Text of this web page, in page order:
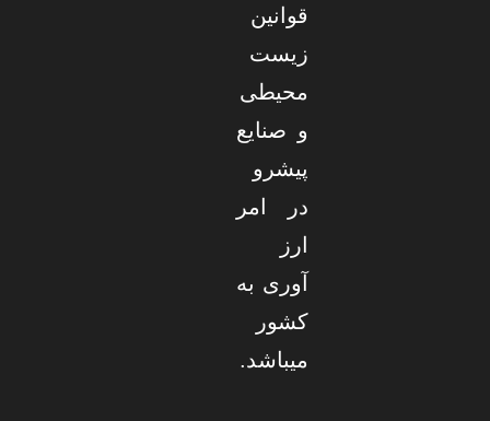
قوانین
زیست
محیطی
و صنایع
پیشرو
در امر
ارز
آوری به
کشور
میباشد.